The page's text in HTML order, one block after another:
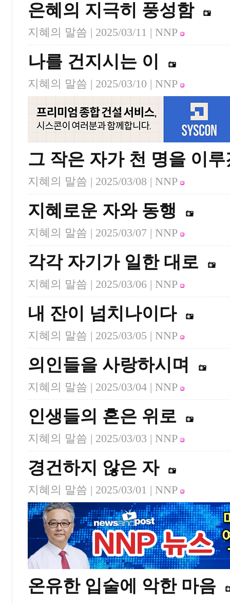
은혜의 지극히 풍성함
지혜의 말씀 | 2025/03/11 | NNP
나를 건지시는 이
지혜의 말씀 | 2025/03/10 | NNP
그 작은 자가 천 명을 이루
지혜의 말씀 | 2025/03/08 | NNP
지혜로운 자와 동행
지혜의 말씀 | 2025/03/07 | NNP
각각 자기가 일한 대로
지혜의 말씀 | 2025/03/06 | NNP
내 잔이 넘치나이다
지혜의 말씀 | 2025/03/05 | NNP
의인들을 사랑하시며
지혜의 말씀 | 2025/03/04 | NNP
인생들의 혼은 위로
지혜의 말씀 | 2025/03/03 | NNP
경건하지 않은 자
지혜의 말씀 | 2025/03/01 | NNP
온유한 입술에 악한 마음